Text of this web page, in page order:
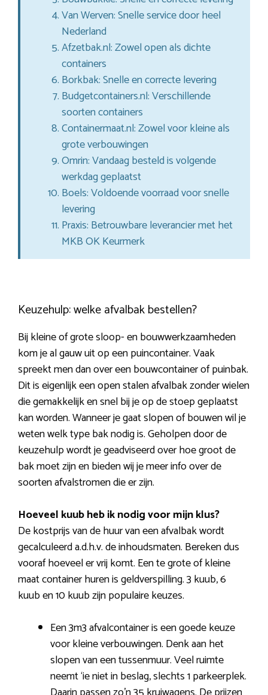
Van Werven: Snelle service door heel
Nederland
Afzetbak.nl: Zowel open als dichte
containers
Borkbak: Snelle en correcte levering
Budgetcontainers.nl: Verschillende
soorten containers
Containermaat.nl: Zowel voor kleine als
grote verbouwingen
Omrin: Vandaag besteld is volgende
werkdag geplaatst
Boels: Voldoende voorraad voor snelle
levering
Praxis: Betrouwbare leverancier met het
MKB OK Keurmerk
Keuzehulp: welke afvalbak bestellen?
Bij kleine of grote sloop- en bouwwerkzaamheden
kom je al gauw uit op een puincontainer. Vaak
spreekt men dan over een bouwcontainer of puinbak.
Dit is eigenlijk een open stalen afvalbak zonder wielen
die gemakkelijk en snel bij je op de stoep geplaatst
kan worden. Wanneer je gaat slopen of bouwen wil je
weten welk type bak nodig is. Geholpen door de
keuzehulp wordt je geadviseerd over hoe groot de
bak moet zijn en bieden wij je meer info over de
soorten afvalstromen die er zijn.
Hoeveel kuub heb ik nodig voor mijn klus?
De kostprijs van de huur van een afvalbak wordt
gecalculeerd a.d.h.v. de inhoudsmaten. Bereken dus
vooraf hoeveel er vrij komt. Een te grote of kleine
maat container huren is geldverspilling. 3 kuub, 6
kuub en 10 kuub zijn populaire keuzes.
Een 3m3 afvalcontainer is een goede keuze
voor kleine verbouwingen. Denk aan het
slopen van een tussenmuur. Veel ruimte
neemt ‘ie niet in beslag, slechts 1 parkeerplek.